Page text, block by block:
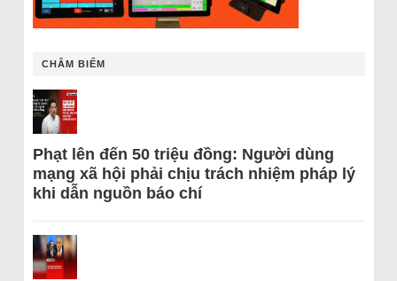
CHÂM BIẾM
Phạt lên đến 50 triệu đồng: Người dùng
mạng xã hội phải chịu trách nhiệm pháp lý
khi dẫn nguồn báo chí